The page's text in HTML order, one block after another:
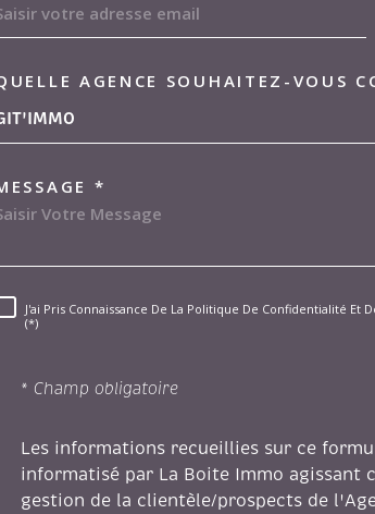
loc@gitimmo.fr
AGENCE SOUHAITEZ-VOUS
*
RÈGLEMENTATION
J'ai Pris Connaissance De La Politique De Confidentialité
(*)
* Champ obligatoire
Les informations recueillies sur ce
informatisé par La Boite Immo
gestion de la clientèle/prospects de